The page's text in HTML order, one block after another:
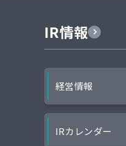
IR情報
経営情報
IRカレンダー